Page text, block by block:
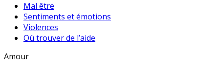
Mal être
Sentiments et émotions
Violences
Où trouver de l’aide
Amour